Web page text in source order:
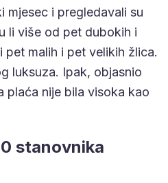
mjesec i pregledavali su
li više od pet dubokih i
pet malih i pet velikih žlica.
luksuza. Ipak, objasnio
plaća nije bila visoka kao
stanovnika